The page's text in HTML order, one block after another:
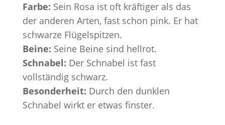
Farbe: Sein Rosa ist oft kräftiger als das
der anderen Arten, fast schon pink. Er hat
schwarze Flügelspitzen.
Beine: Seine Beine sind hellrot.
Schnabel: Der Schnabel ist fast
vollständig schwarz.
Besonderheit: Durch den dunklen
Schnabel wirkt er etwas finster.